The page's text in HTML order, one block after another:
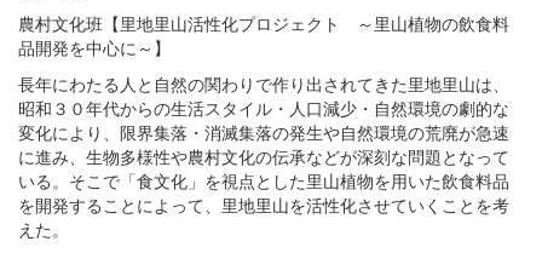
農村文化班【里地里山活性化プロジェクト ～里山植物の飲食料
品開発を中心に～】
長年にわたる人と自然の関わりで作り出されてきた里地里山は、
昭和３０年代からの生活スタイル・人口減少・自然環境の劇的な
変化により、限界集落・消滅集落の発生や自然環境の荒廃が急速
に進み、生物多様性や農村文化の伝承などが深刻な問題となって
いる。そこで「食文化」を視点とした里山植物を用いた飲食料品
を開発することによって、里地里山を活性化させていくことを考
えた。